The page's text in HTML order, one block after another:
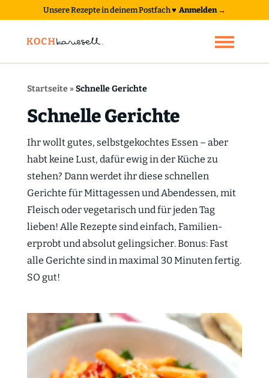
Unsere Rezepte in deinem Postfach♥ Anmelden →
Startseite»Schnelle Gerichte
Schnelle Gerichte
Ihr wollt gutes, selbstgekochtes Essen – aber
habt keine Lust, dafür ewig in der Küche zu
stehen? Dann werdet ihr diese schnellen
Gerichte für Mittagessen und Abendessen, mit
Fleisch oder vegetarisch und für jeden Tag
lieben! Alle Rezepte sind einfach, Familien-
erprobt und absolut gelingsicher. Bonus: Fast
alle Gerichte sind in maximal 30 Minuten fertig.
SO gut!